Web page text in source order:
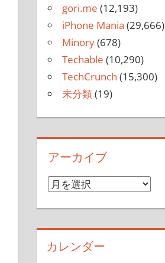
gori.me (12,193)
iPhone Mania (29,666)
Minory(678)
Techable (10,290)
TechCrunch (15,300)
未分類(19)
アーカイブ
ア
ブ
カレンダー